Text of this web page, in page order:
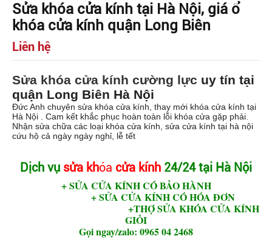
Sửa khóa cửa kính tại Hà Nội, giá ổ
khóa cửa kính quận Long Biên
Liên hệ
Sửa khóa cửa kính cường lực uy tín tại
quận Long Biên Hà Nội
Đức Anh chuyên sửa khóa cửa kính, thay mới khóa cửa kính tại
Hà Nội . Cam kết khắc phục hoàn toàn lỗi khóa cửa gặp phải.
Nhận sửa chữa các loại khóa cửa kính, sửa cửa kính tại hà nội
cứu hộ cả ngày ngày nghỉ, lễ tết
Dịch vụ sửa khóa cửa kính 24/24 tại Hà Nội
+ SỬA CỬA KÍNH CÓ BẢO HÀNH
+ SỬA CỬA KÍNH CÓ HÓA ĐƠN
+THỢ SỬA KHÓA CỬA KÍNH
GIỎI
Gọi ngay/zalo: 0965 04 2468